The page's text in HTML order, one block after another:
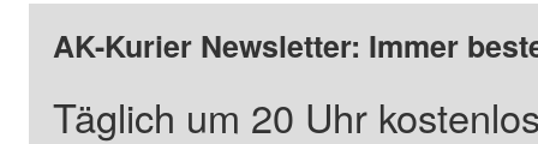
AK-Kurier Newsletter: Immer
Täglich um 20 Uhr